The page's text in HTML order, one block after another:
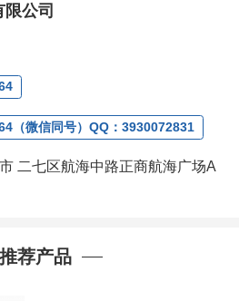
,欢迎前来询购
13393727064
迎致电,或QQ、微信联系)
公司
（微信同号）QQ：3930072831
二七区航海中路正商航海广场A
推荐产品